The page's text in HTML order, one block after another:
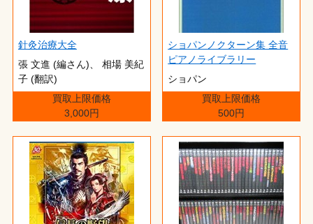
針灸治療大全
張 文進 (編さん)、 相場 美紀
子 (翻訳)
買取上限価格
3,000円
ショパンノクターン集 全音
ピアノライブラリー
ショパン
買取上限価格
500円